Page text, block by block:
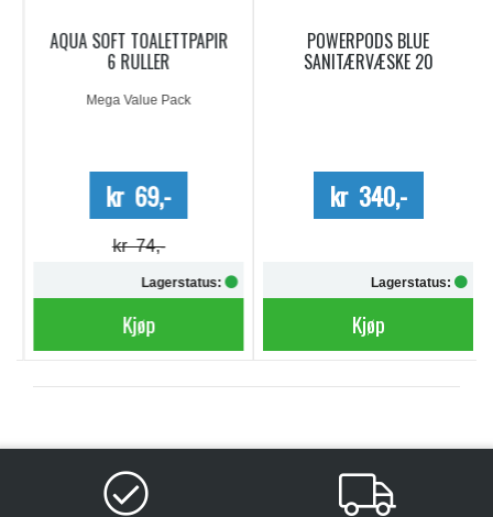
AQUA SOFT TOALETTPAPIR
6 RULLER
Mega Value Pack
kr 69,-
kr 74,-
Lagerstatus:
Kjøp
POWERPODS BLUE
SANITÆRVÆSKE 20
kr 340,-
Lagerstatus:
Kjøp